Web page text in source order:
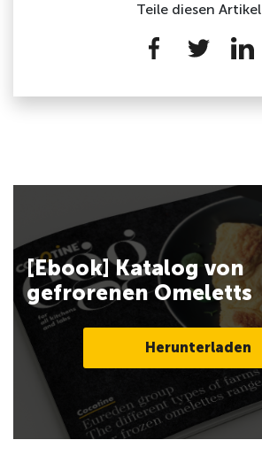
Teile diesen Artikel
[Ebook] Katalog von
gefrorenen Omeletts
Herunterladen